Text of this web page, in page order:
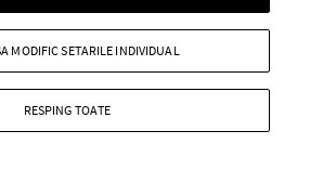
RESPING TOATE
MODIFIC SETARILE INDIVIDUAL